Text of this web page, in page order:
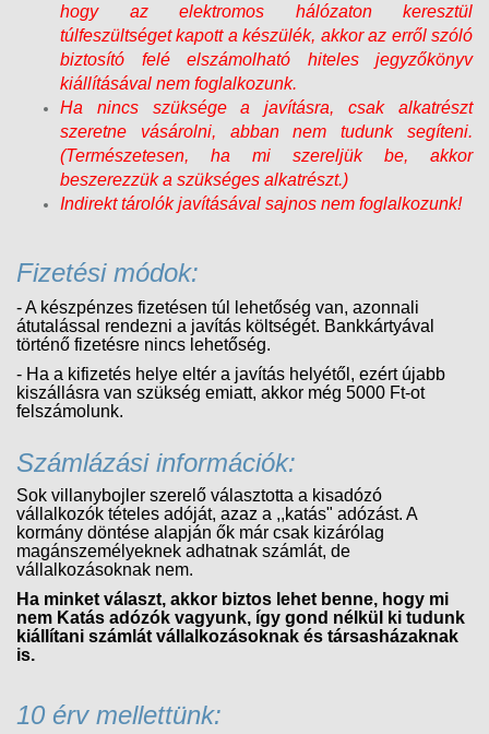
hogy az elektromos hálózaton keresztül
túlfeszültséget kapott a készülék, akkor az erről szóló
biztosító felé elszámolható hiteles jegyzőkönyv
kiállításával nem foglalkozunk.
Ha nincs szüksége a javításra, csak alkatrészt
szeretne vásárolni, abban nem tudunk segíteni.
(Természetesen, ha mi szereljük be, akkor
beszerezzük a szükséges alkatrészt.)
Indirekt tárolók javításával sajnos nem foglalkozunk!
Fizetési módok:
- A készpénzes fizetésen túl lehetőség van, azonnali
átutalással rendezni a javítás költségét. Bankkártyával
történő fizetésre nincs lehetőség.
- Ha a kifizetés helye eltér a javítás helyétől, ezért újabb
kiszállásra van szükség emiatt, akkor még 5000 Ft-ot
felszámolunk.
Számlázási információk:
Sok villanybojler szerelő választotta a kisadózó
vállalkozók tételes adóját, azaz a ,,katás" adózást. A
kormány döntése alapján ők már csak kizárólag
magánszemélyeknek adhatnak számlát, de
vállalkozásoknak nem.
Ha minket választ, akkor biztos lehet benne, hogy mi
nem Katás adózók vagyunk, így gond nélkül ki tudunk
kiállítani számlát vállalkozásoknak és társasházaknak
is.
10 érv mellettünk: